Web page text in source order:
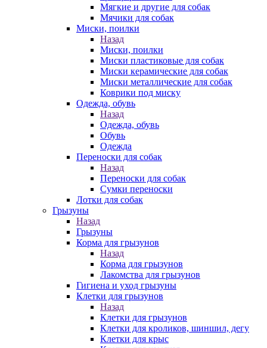
Мягкие и другие для собак
Мячики для собак
Миски, поилки
Назад
Миски, поилки
Миски пластиковые для собак
Миски керамические для собак
Миски металлические для собак
Коврики под миску
Одежда, обувь
Назад
Одежда, обувь
Обувь
Одежда
Переноски для собак
Назад
Переноски для собак
Сумки переноски
Лотки для собак
Грызуны
Назад
Грызуны
Корма для грызунов
Назад
Корма для грызунов
Лакомства для грызунов
Гигиена и уход грызуны
Клетки для грызунов
Назад
Клетки для грызунов
Клетки для кроликов, шиншил, дегу
Клетки для крыс